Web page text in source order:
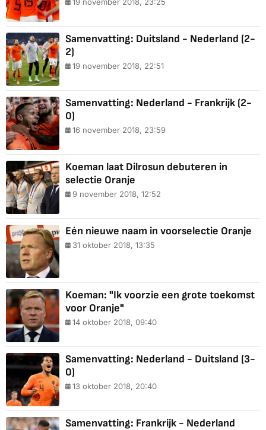
Samenvatting: Duitsland - Nederland (2-
2)
19 november 2018, 22:51
Samenvatting: Nederland - Frankrijk (2-
0)
16 november 2018, 23:59
Koeman laat Dilrosun debuteren in
selectie Oranje
9 november 2018, 12:52
Eén nieuwe naam in voorselectie Oranje
31 oktober 2018, 13:35
Koeman: "Ik voorzie een grote toekomst
voor Oranje"
14 oktober 2018, 09:40
Samenvatting: Nederland - Duitsland (3-
0)
13 oktober 2018, 20:40
Samenvatting: Frankrijk - Nederland